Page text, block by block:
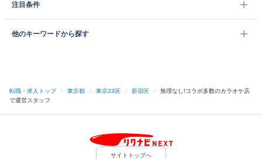
注目条件
他のキーワードから探す
転職・求人トップ / 東京都 / 東京23区 / 新宿区 /
無理なし!コラボ多数のカラオケ店
で運営スタッフ
サイトトップへ